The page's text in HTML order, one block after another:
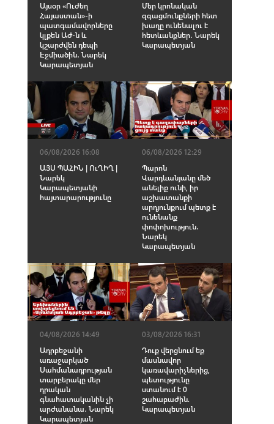
Այսօր «Ուժեղ
Հայաստան»-ի
պատգամավորները
կլքեն ԱԺ-ն և
կշարժվեն դեպի
Էջմիածին․ Նարեկ
Կարապետյան
Մեր կրոնական
զգացմունքների հետ
խաղը ունենալու է
հետևանքներ․ Նարեկ
Կարապետյան
06/08/2026 16:08
ԱՅՍ ՊԱՀԻՆ | ՈւՂԻՂ |
Նարեկ
Կարապետյանի
հայտարարությունը
06/08/2026 12:29
Պարոն
Վարդևանյանը մեծ
անելիք ունի, իր
աշխատանքի
արդյունքում պետք է
ունենանք
փոփոխություն․
Նարեկ
Կարապետյան
04/08/2026 14:49
Ադրբեջանի
առաջարկած
Սահմանադրության
տարբերակը մեր
դրական
գնահատականին չի
արժանանա․ Նարեկ
Կարապետյան
03/08/2026 16:31
Դուք վերցնում եք
մասնավոր
կառավարիչներից,
պետությունը
ստանում է 0
շահաբաժին.
Կարապետյան